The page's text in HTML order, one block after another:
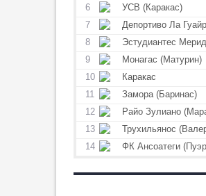
20:59
2
Салаху предложили участок
земли в Турции
19:59
Лучший игрок ЧМ-2010
возглавил сборную Уругвая
Даку о функциях: «Разница
сравнению с „Рубином“ будет
большая»
6
УСВ (Каракас)
7
Депортиво Ла
8
Эстудиантес
9
Монагас (Матурин)
10
Каракас
11
Замора (Баринас)
12
Райо Зулиано
13
Трухильянос
14
ФК Ансоатеги